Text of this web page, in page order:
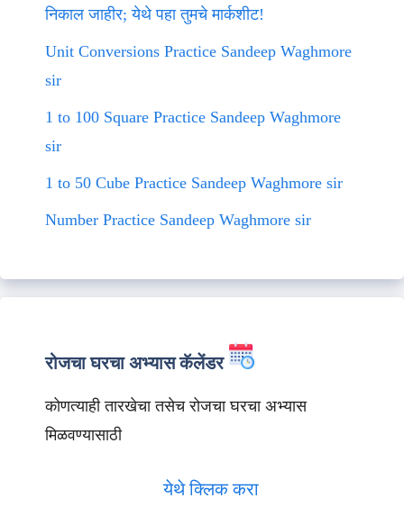
निकाल जाहीर; येथे पहा तुमचे मार्कशीट!
Unit Conversions Practice Sandeep Waghmore
sir
1 to 100 Square Practice Sandeep Waghmore
sir
1 to 50 Cube Practice Sandeep Waghmore sir
Number Practice Sandeep Waghmore sir
रोजचा घरचा अभ्यास कॅलेंडर
कोणत्याही तारखेचा तसेच रोजचा घरचा अभ्यास
मिळवण्यासाठी
येथे क्लिक करा